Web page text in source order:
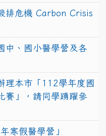
排危機 Carbon Crisis
中、國小醫學營及各
理本市「112學年度國
賽」，請同學踴躍參
寒假醫學營」